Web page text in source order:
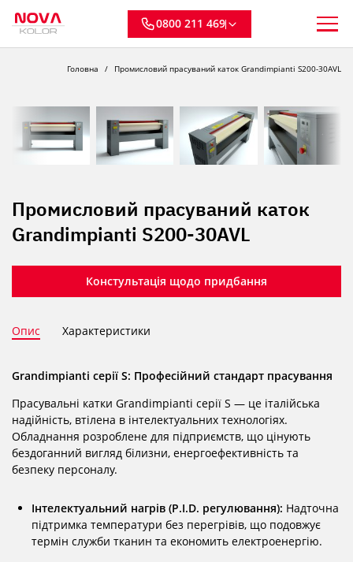
0800 211 469
Головна Промисловий прасуваний каток Grandimpianti S200-30AVL
Промисловий прасуваний каток
Grandimpianti S200-30AVL
Констультація щодо придбання
Опис Характеристики
Grandimpianti серії S: Професійний стандарт прасування
Прасувальні катки Grandimpianti серії S — це італійська
надійність, втілена в інтелектуальних технологіях.
Обладнання розроблене для підприємств, що цінують
бездоганний вигляд білизни, енергоефективність та
безпеку персоналу.
Інтелектуальний нагрів (P.I.D. регулювання): Надточна
підтримка температури без перегрівів, що подовжує
термін служби тканин та економить електроенергію.